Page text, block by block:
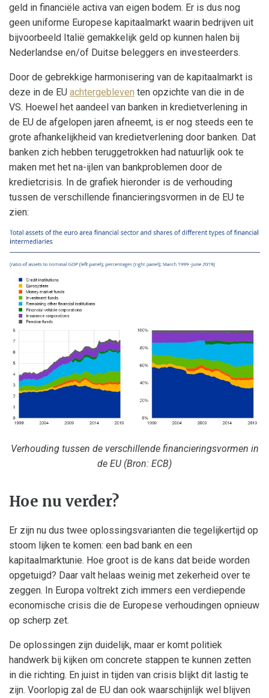
geld in financiële activa van eigen bodem. Er is dus nog
geen uniforme Europese kapitaalmarkt waarin bedrijven uit
bijvoorbeeld Italië gemakkelijk geld op kunnen halen bij
Nederlandse en/of Duitse beleggers en investeerders.
Door de gebrekkige harmonisering van de kapitaalmarkt is
deze in de EU achtergebleven ten opzichte van die in de
VS. Hoewel het aandeel van banken in kredietverlening in
de EU de afgelopen jaren afneemt, is er nog steeds een te
grote afhankelijkheid van kredietverlening door banken. Dat
banken zich hebben teruggetrokken had natuurlijk ook te
maken met het na-ijlen van bankproblemen door de
kredietcrisis. In de grafiek hieronder is de verhouding
tussen de verschillende financieringsvormen in de EU te
zien:
Verhouding tussen de verschillende financieringsvormen in
de EU (Bron: ECB)
Hoe nu verder?
Er zijn nu dus twee oplossingsvarianten die tegelijkertijd op
stoom lijken te komen: een bad bank en een
kapitaalmarktunie. Hoe groot is de kans dat beide worden
opgetuigd? Daar valt helaas weinig met zekerheid over te
zeggen. In Europa voltrekt zich immers een verdiepende
economische crisis die de Europese verhoudingen opnieuw
op scherp zet.
De oplossingen zijn duidelijk, maar er komt politiek
handwerk bij kijken om concrete stappen te kunnen zetten
in die richting. En juist in tijden van crisis blijkt dit lastig te
zijn. Voorlopig zal de EU dan ook waarschijnlijk wel blijven